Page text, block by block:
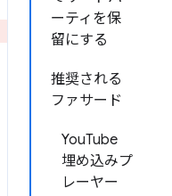
ーティを保
留にする
推奨される
ファサード
YouTube
埋め込みプ
レーヤー